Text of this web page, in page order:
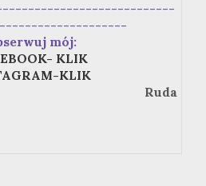
mój:
KLIK
KLIK
Ruda